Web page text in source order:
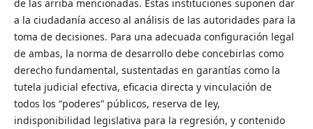
de las arriba mencionadas. Estas instituciones suponen dar
a la ciudadanía acceso al análisis de las autoridades para la
toma de decisiones. Para una adecuada configuración legal
de ambas, la norma de desarrollo debe concebirlas como
derecho fundamental, sustentadas en garantías como la
tutela judicial efectiva, eficacia directa y vinculación de
todos los “poderes” públicos, reserva de ley,
indisponibilidad legislativa para la regresión, y contenido